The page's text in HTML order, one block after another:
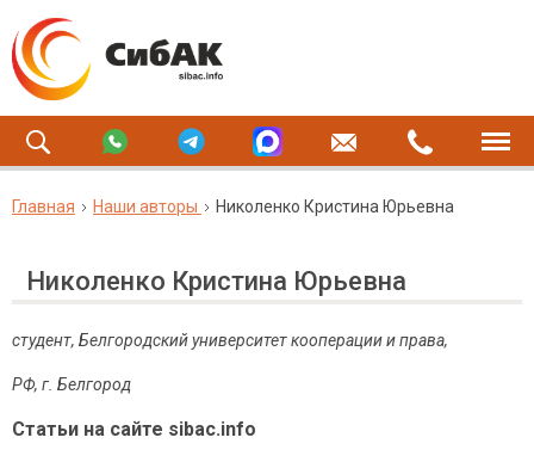
Главная Наши авторы Николенко Кристина Юрьевна
Николенко Кристина Юрьевна
студент, Белгородский университет кооперации и права,
РФ, г. Белгород
Статьи на сайте sibac.info